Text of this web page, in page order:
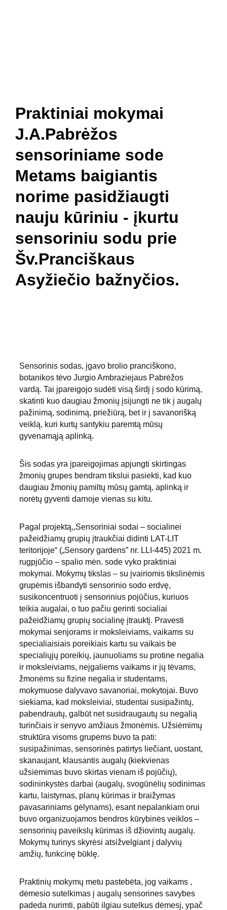
Praktiniai mokymai
J.A.Pabrėžos
sensoriniame sode
Metams baigiantis
norime pasidžiaugti
nauju kūriniu - įkurtu
sensoriniu sodu prie
Šv.Pranciškaus
Asyžiečio bažnyčios.
Sensorinis sodas, įgavo brolio pranciškono,
botanikos tėvo Jurgio Ambraziejaus Pabrėžos
vardą. Tai įpareigojo sudėti visą širdį į sodo kūrimą,
skatinti kuo daugiau žmonių įsijungti ne tik į augalų
pažinimą, sodinimą, priežiūrą, bet ir į savanorišką
veiklą, kuri kurtų santykiu paremtą mūsų
gyvenamąją aplinką.
Šis sodas yra įpareigojimas apjungti skirtingas
žmonių grupes bendram tikslui pasiekti, kad kuo
daugiau žmonių pamiltų mūsų gamtą, aplinką ir
norėtų gyventi darnoje vienas su kitu.
Pagal projektą,,Sensoriniai sodai – socialinei
pažeidžiamų grupių įtraukčiai didinti LAT-LIT
teritorijoje“ („Sensory gardens” nr. LLI-445) 2021 m.
rugpjūčio – spalio mėn. sode vyko praktiniai
mokymai. Mokymų tikslas – su įvairiomis tikslinėmis
grupėmis išbandyti sensorinio sodo erdvę,
susikoncentruoti į sensorinius pojūčius, kuriuos
teikia augalai, o tuo pačiu gerinti socialiai
pažeidžiamų grupių socialinę įtrauktį. Pravesti
mokymai senjorams ir moksleiviams, vaikams su
specialiaisiais poreikiais kartu su vaikais be
specialiųjų poreikių, jaunuoliams su protine negalia
ir moksleiviams, neįgaliems vaikams ir jų tėvams,
žmonėms su fizine negalia ir studentams,
mokymuose dalyvavo savanoriai, mokytojai. Buvo
siekiama, kad moksleiviai, studentai susipažintų,
pabendrautų, galbūt net susidraugautų su negalią
turinčiais ir senyvo amžiaus žmonėmis. Užsiėmimų
struktūra visoms grupėms buvo ta pati:
susipažinimas, sensorinės patirtys liečiant, uostant,
skanaujant, klausantis augalų (kiekvienas
užsiėmimas buvo skirtas vienam iš pojūčių),
sodininkystės darbai (augalų, svogūnėlių sodinimas
kartu, laistymas, planų kūrimas ir braižymas
pavasariniams gėlynams), esant nepalankiam orui
buvo organizuojamos bendros kūrybinės veiklos –
sensorinių paveikslų kūrimas iš džiovintų augalų.
Mokymų turinys skyrėsi atsižvelgiant į dalyvių
amžių, funkcinę būklę.
Praktinių mokymų metu pastebėta, jog vaikams ,
dėmesio sutelkimas į augalų sensorines savybes
padeda nurimti, pabūti ilgiau sutelkus dėmesį, ypač